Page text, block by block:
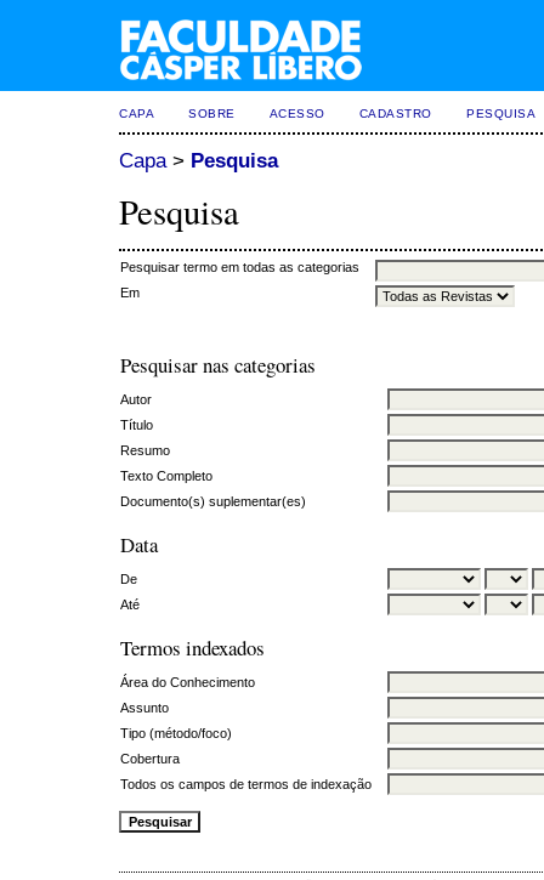
CAPA SOBRE ACESSO CADASTRO PESQUISA
Capa> Pesquisa
Pesquisa
Pesquisar termo em todas as categorias
Em
Pesquisar nas categorias
Autor
Título
Resumo
Texto Completo
Documento(s) suplementar(es)
Data
De
Até
Termos indexados
Área do Conhecimento
Assunto
Tipo (método/foco)
Cobertura
Todos os campos de termos de indexação